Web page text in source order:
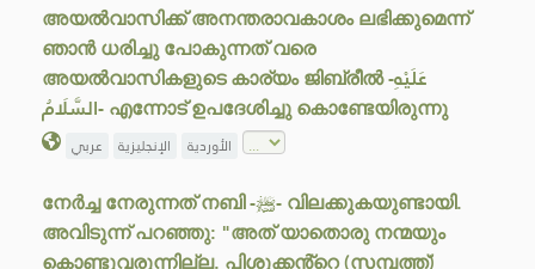
അയൽവാസിക്ക് അനന്തരാവകാശം ലഭിക്കുമെന്ന്
ഞാൻ ധരിച്ചു പോകുന്നത് വരെ
അയൽവാസികളുടെ കാര്യം ജിബ്രീൽ -عَلَيْهِ
السَّلَامُ- എന്നോട് ഉപദേശിച്ചു കൊണ്ടേയിരുന്നു
عربي الإنجليزية الأوردية
നേർച്ച നേരുന്നത് നബി -ﷺ- വിലക്കുകയുണ്ടായി.
അവിടുന്ന് പറഞ്ഞു: "അത് യാതൊരു നന്മയും